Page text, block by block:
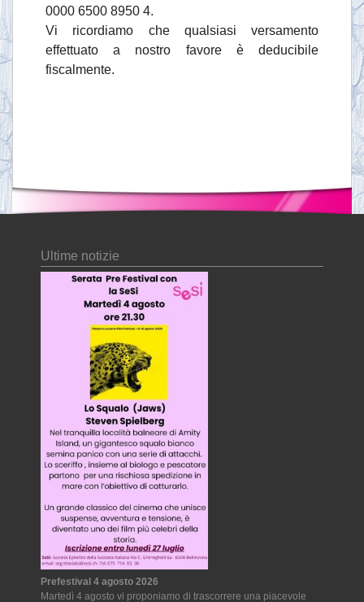
0000 6500 8950 4.
Vi ricordiamo che qualsiasi versamento
effettuato a nostro favore è deducibile
fiscalmente.
Ultime notizie
Prefestival 4 agosto 2026
Martedì 4 agosto vi proponiamo di trascorrere una piacevole